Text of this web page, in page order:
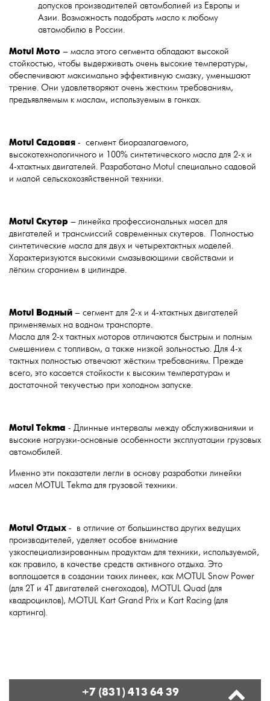
допусков производителей автомболией из Европы и
Азии. Возможность подобрать масло к любому
автомобилю в России.
Motul Мото – масла этого сегмента обладают высокой
стойкостью, чтобы выдерживать очень высокие температуры,
обеспечивают максимально эффективную смазку, уменьшают
трение. Они удовлетворяют очень жестким требованиям,
предъявляемым к маслам, используемым в гонках.
Motul Садовая - сегмент биоразлагаемого,
высокотехнологичного и 100% синтетического масла для 2-х и
4-хтактных двигателей. Разработано Motul специально садовой
и малой сельскохозяйственной техники.
Motul Скутер – линейка профессиональных масел для
двигателей и трансмиссий современных скутеров. Полностью
синтетические масла для двух и четырехтактных моделей.
Характеризуются высокими смазывающими свойствами и
лёгким сгоранием в цилиндре.
Motul Водный – сегмент для 2-х и 4-хтактных двигателей
применяемых на водном транспорте.
Масла для 2-х тактных моторов отличаются быстрым и полным
смешением с топливом, а также низкой зольностью. Для 4-х
тактных полностью отвечают жёстким требованиям. Прежде
всего, это касается стойкости к высоким температурам и
достаточной текучестью при холодном запуске.
Motul Tekma - Длинные интервалы между обслуживаниями и
высокие нагрузки-основные особенности эксплуатации грузовых
автомобилей.
Именно эти показатели легли в основу разработки линейки
масел MOTUL Tekma для грузовой техники.
Motul Отдых - в отличие от большинства других ведущих
производителей, уделяет особое внимание
узкоспециализированным продуктам для техники, используемой,
как правило, в качестве средств активного отдыха. Это
воплощается в создании таких линеек, как MOTUL Snow Power
(для 2Т и 4Т двигателей снегоходов), MOTUL Quad (для
квадроциклов), MOTUL Kart Grand Prix и Kart Racing (для
картинга).
+7 (831) 413 64 39